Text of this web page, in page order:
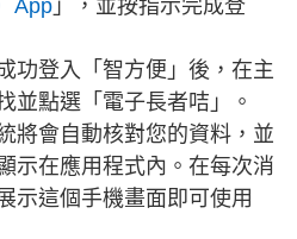
App 」，並按指示完成登
功登入「智方便」後，在主
並點選「電子長者咭」。
將會自動核對您的資料，並
示在應用程式內。在每次消
示這個手機畫面即可使用